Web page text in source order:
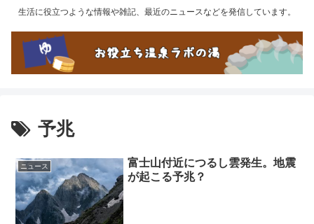
生活に役立つような情報や雑記、最近のニュースなどを発信しています。
予兆
ニュース
富士山付近につるし雲発生。地震
が起こる予兆？